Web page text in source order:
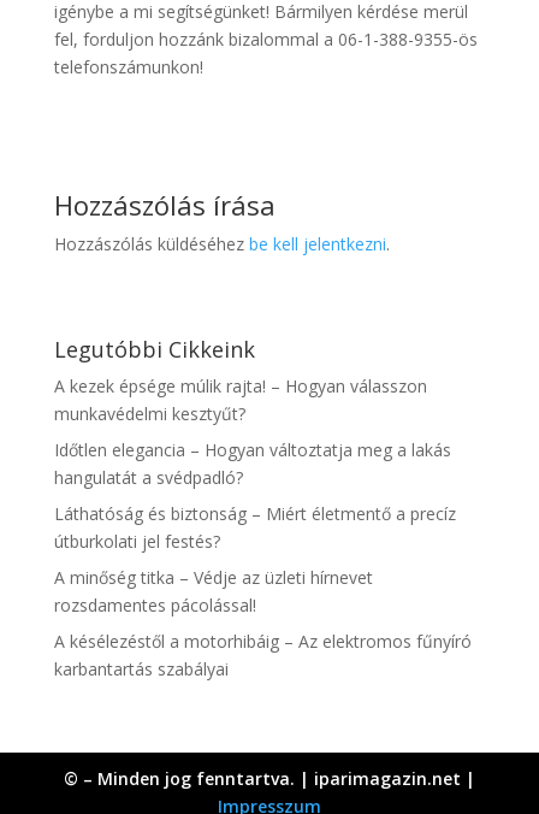
igénybe a mi segítségünket! Bármilyen kérdése merül
fel, forduljon hozzánk bizalommal a 06-1-388-9355-ös
telefonszámunkon!
Hozzászólás írása
Hozzászólás küldéséhez be kell jelentkezni.
Legutóbbi Cikkeink
A kezek épsége múlik rajta! – Hogyan válasszon
munkavédelmi kesztyűt?
Időtlen elegancia – Hogyan változtatja meg a lakás
hangulatát a svédpadló?
Láthatóság és biztonság – Miért életmentő a precíz
útburkolati jel festés?
A minőség titka – Védje az üzleti hírnevet
rozsdamentes pácolással!
A késélezéstől a motorhibáig – Az elektromos fűnyíró
karbantartás szabályai
© – Minden jog fenntartva. | iparimagazin.net |
Impresszum